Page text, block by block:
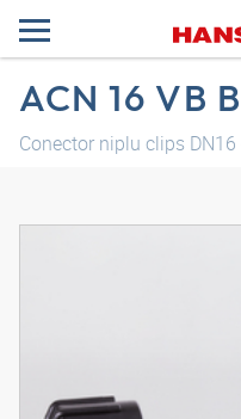
ACN 16 VB
Conector niplu clips